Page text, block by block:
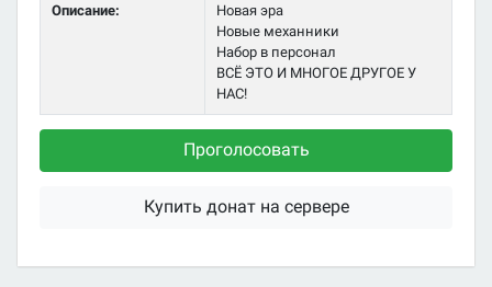
Описание:
Новая эра
Новые механники
Набор в персонал
ВСЁ ЭТО И МНОГОЕ ДРУГОЕ У
НАС!
Проголосовать
Купить донат на сервере